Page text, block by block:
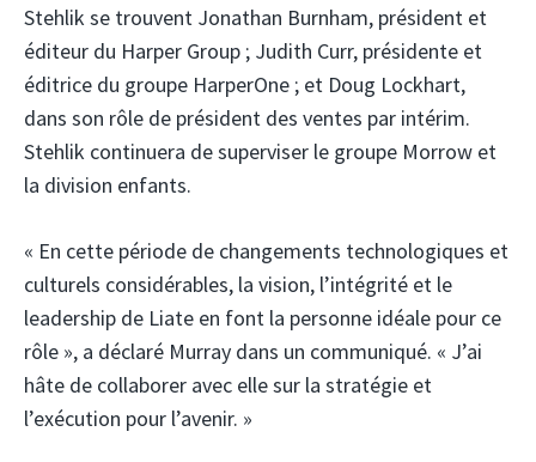
Stehlik se trouvent Jonathan Burnham, président et
éditeur du Harper Group ; Judith Curr, présidente et
éditrice du groupe HarperOne ; et Doug Lockhart,
dans son rôle de président des ventes par intérim.
Stehlik continuera de superviser le groupe Morrow et
la division enfants.
« En cette période de changements technologiques et
culturels considérables, la vision, l’intégrité et le
leadership de Liate en font la personne idéale pour ce
rôle », a déclaré Murray dans un communiqué. « J’ai
hâte de collaborer avec elle sur la stratégie et
l’exécution pour l’avenir. »